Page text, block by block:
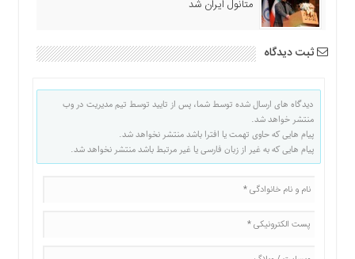
متانول ایران شد
ثبت دیدگاه
دیدگاه های ارسال شده توسط شما، پس از تایید توسط تیم مدیریت در وب
منتشر خواهد شد.
پیام هایی که حاوی تهمت یا افترا باشد منتشر نخواهد شد.
پیام هایی که به غیر از زبان فارسی یا غیر مرتبط باشد منتشر نخواهد شد.